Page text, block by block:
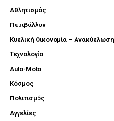
Αθλητισμός
Περιβάλλον
Κυκλική Οικονομία – Ανακύκλωση
Τεχνολογία
Auto-Moto
Κόσμος
Πολιτισμός
Αγγελίες